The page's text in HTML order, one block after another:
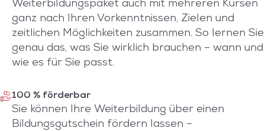
Weiterbildungspaket auch mit mehreren Kursen
ganz nach Ihren Vorkenntnissen, Zielen und
zeitlichen Möglichkeiten zusammen. So lernen Sie
genau das, was Sie wirklich brauchen – wann und
wie es für Sie passt.
100 % förderbar
Sie können Ihre Weiterbildung über einen
Bildungsgutschein fördern lassen –